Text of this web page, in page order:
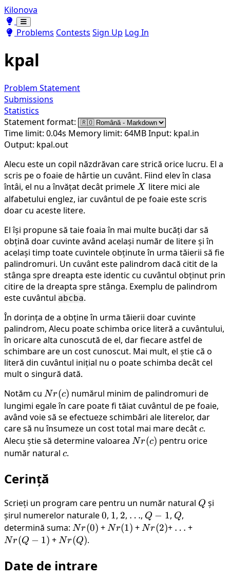
Kilonova
Toggle theme
Toggle theme
Problems Contests Sign Up Log In
kpal
Problem Statement
Submissions
Statistics
Statement format:
Time limit: 0.04s Memory limit: 64MBInput: kpal.in
Output: kpal.out
Alecu este un copil năzdrăvan care strică orice lucru. El a
scris pe o foaie de hârtie un cuvânt. Fiind elev în clasa
întâi, el nu a învățat decât primeleX
X litere mici ale
alfabetului englez, iar cuvântul de pe foaie este scris
doar cu aceste litere.
El își propune să taie foaia în mai multe bucăți dar să
obțină doar cuvinte având același număr de litere și în
același timp toate cuvintele obținute în urma tăierii să fie
palindromuri. Un cuvânt este palindrom dacă citit de la
stânga spre dreapta este identic cu cuvântul obținut prin
citire de la dreapta spre stânga. Exemplu de palindrom
este cuvântul abcba.
În dorința de a obține în urma tăierii doar cuvinte
palindrom, Alecu poate schimba orice literă a cuvântului,
în oricare alta cunoscută de el, dar fiecare astfel de
schimbare are un cost cunoscut. Mai mult, el știe că o
literă din cuvântul inițial nu o poate schimba decât cel
mult o singură dată.
Notăm cu Nr(c)
Nr(c) numărul minim de palindromuri de
lungimi egale în care poate fi tăiat cuvântul de pe foaie,
având voie să se efectueze schimbări ale literelor, dar
care să nu însumeze un cost total mai mare decâtc
c.
Alecu știe să determine valoarea Nr(c)
Nr(c) pentru orice
număr natural c
c.
Cerință
Scrieți un program care pentru un număr natural Q
Q și
șirul numerelor naturale0
0, 1
1, 2
2, \dots
…, Q
-
Q − 1, Q
Q,
determină suma: Nr(0)
Nr(0) +Nr(1)
Nr(1) +Nr(2)
Nr(2)+ \dots
… +Nr(Q
Nr(Q − 1) +Nr(Q)
Nr(Q).
Date de intrare